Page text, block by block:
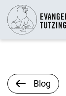
Blog